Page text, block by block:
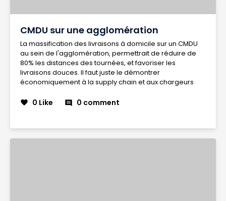
CMDU sur une agglomération
La massification des livraisons à domicile sur un CMDU
au sein de l'agglomération, permettrait de réduire de
80% les distances des tournées, et favoriser les
livraisons douces. Il faut juste le démontrer
économiquement à la supply chain et aux chargeurs
favorite 0 Like comment 0 comment